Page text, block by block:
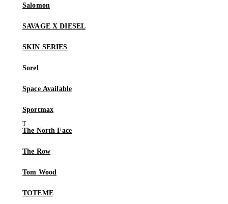
Salomon
SAVAGE X DIESEL
SKIN SERIES
Sorel
Space Available
Sportmax
The North Face
The Row
Tom Wood
TOTEME